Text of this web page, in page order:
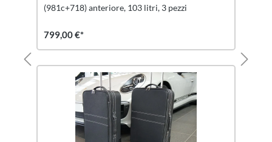
(981c+718) anteriore, 103 litri, 3 pezzi
799,00 €*